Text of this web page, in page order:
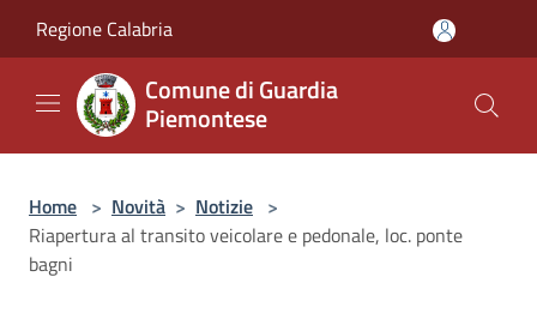
Regione Calabria
Comune di Guardia
Piemontese
Home > Novità > Notizie >
Riapertura al transito veicolare e pedonale, loc. ponte
bagni